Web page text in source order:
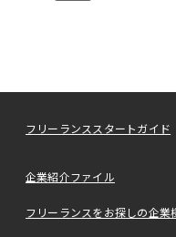
フリーランススタートガイド
企業紹介ファイル
フリーランスをお探しの企業